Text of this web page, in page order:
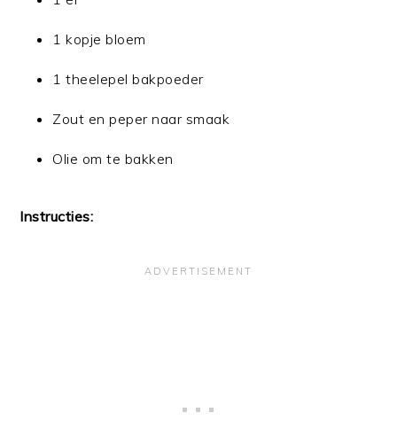
1 kopje bloem
1 theelepel bakpoeder
Zout en peper naar smaak
Olie om te bakken
Instructies: